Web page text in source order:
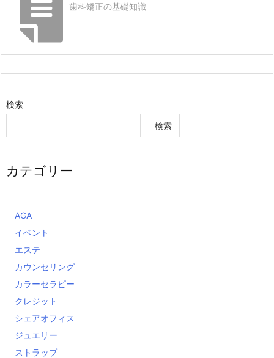
歯科矯正の基礎知識
検索
検索
カテゴリー
AGA
イベント
エステ
カウンセリング
カラーセラピー
クレジット
シェアオフィス
ジュエリー
ストラップ